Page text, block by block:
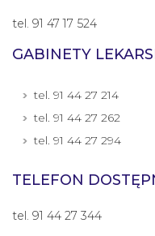
tel. 91 47 17 524
GABINETY
tel. 91 44 27 214
tel. 91 44 27 262
tel. 91 44 27 294
TELEFON
tel. 91 44 27 344